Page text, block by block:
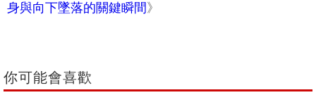
身與向下墜落的關鍵瞬間 》
你可能會喜歡